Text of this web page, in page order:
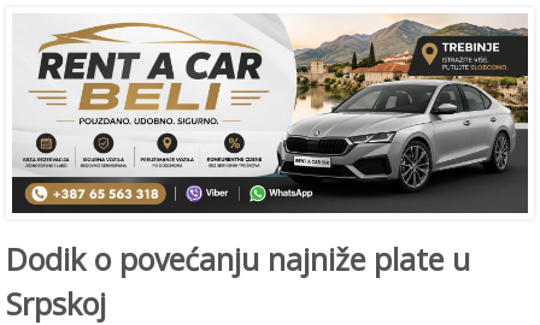
Dodik o povećanju najniže plate u
Srpskoj